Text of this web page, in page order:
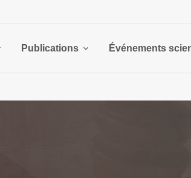
Publications Événements